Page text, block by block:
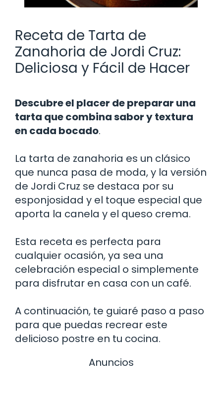
Receta de Tarta de
Zanahoria de Jordi Cruz:
Deliciosa y Fácil de Hacer
Descubre el placer de preparar una
tarta que combina sabor y textura
en cada bocado.
La tarta de zanahoria es un clásico
que nunca pasa de moda, y la versión
de Jordi Cruz se destaca por su
esponjosidad y el toque especial que
aporta la canela y el queso crema.
Esta receta es perfecta para
cualquier ocasión, ya sea una
celebración especial o simplemente
para disfrutar en casa con un café.
A continuación, te guiaré paso a paso
para que puedas recrear este
delicioso postre en tu cocina.
Anuncios